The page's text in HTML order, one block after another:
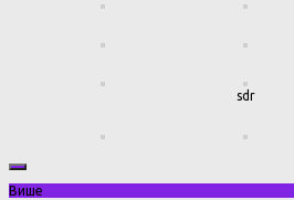
sdr
Више